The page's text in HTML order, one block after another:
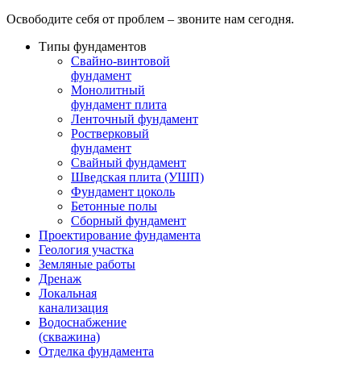
Освободите себя от проблем – звоните нам сегодня.
Типы фундаментов
Свайно-винтовой
фундамент
Монолитный
фундамент плита
Ленточный фундамент
Ростверковый
фундамент
Свайный фундамент
Шведская плита (УШП)
Фундамент цоколь
Бетонные полы
Сборный фундамент
Проектирование фундамента
Геология участка
Земляные работы
Дренаж
Локальная
канализация
Водоснабжение
(скважина)
Отделка фундамента